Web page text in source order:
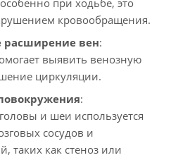
при ходьбе, это
кровообращения.
расширение вен:
выявить венозную
циркуляции.
:
и шеи используется
сосудов и
таких как стеноз или